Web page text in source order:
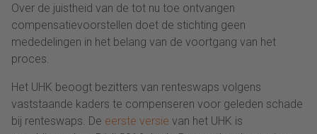
Over de juistheid van de tot nu toe ontvangen
compensatievoorstellen doet de stichting geen
mededelingen in het belang van de voortgang van het
proces.
Het UHK beoogt bezitters van renteswaps volgens
vaststaande kaders te compenseren voor geleden schade
bij renteswaps. De eerste versie van het UHK is